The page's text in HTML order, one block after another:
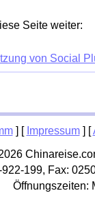
Seite weiter:
von Social
] [ Impressum] [
922-199, Fax:
Öffnungszeiten: